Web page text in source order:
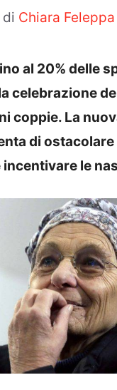
di Chiara Feleppa
al 20% delle
celebrazione
coppie. La
di ostacolare
incentivare le